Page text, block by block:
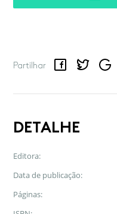
Partilhar
FacebookTwitterGoogle
DETALHE
Editora:
Data de publicação:
Páginas: